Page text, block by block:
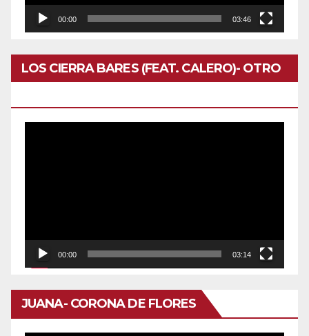
00:00 03:46
LOS CIERRA BARES (FEAT. CALERO)- OTRO
00:00 03:14
JUANA- CORONA DE FLORES